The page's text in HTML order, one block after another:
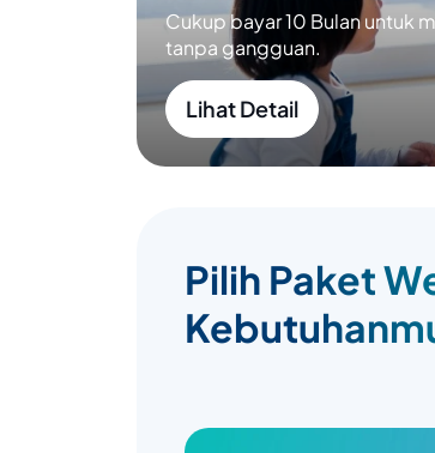
Cukup bayar 10 Bulan untuk
tanpa gangguan.
Lihat Detail
Pilih Paket